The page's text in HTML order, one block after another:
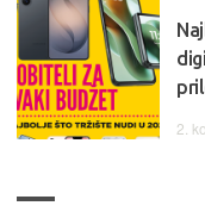
2.